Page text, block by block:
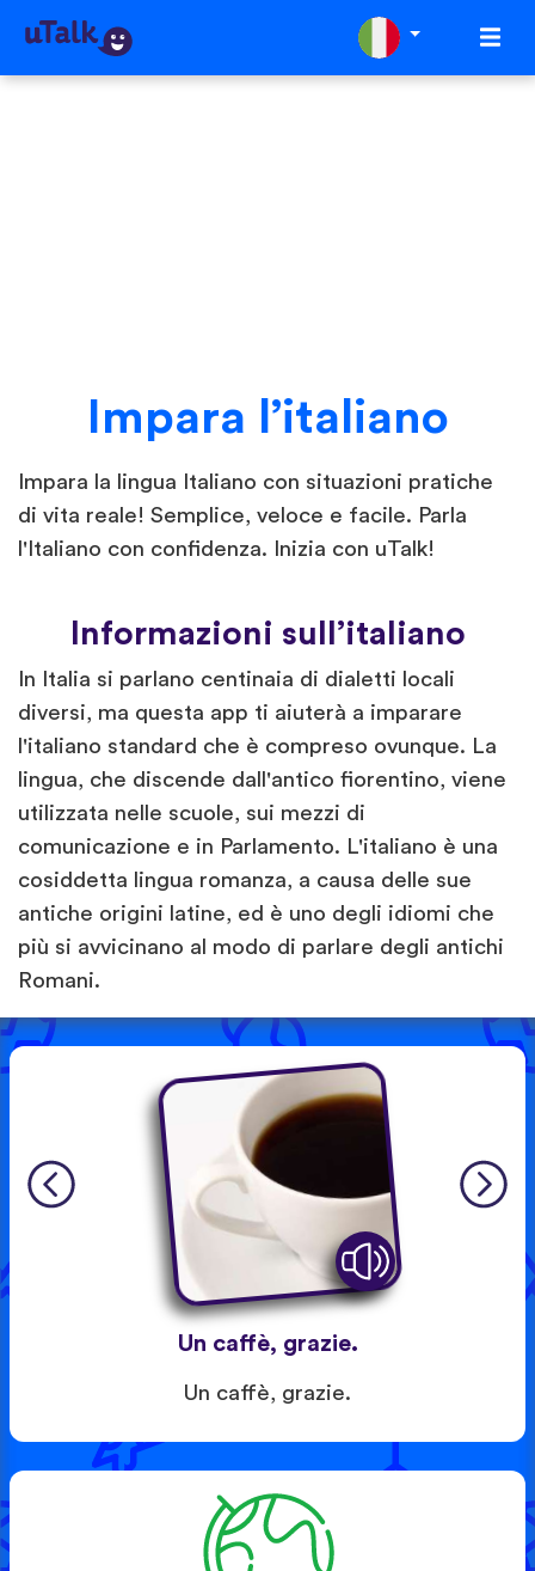
Impara l’italiano
Impara la lingua Italiano con situazioni pratiche
di vita reale! Semplice, veloce e facile. Parla
l'Italiano con confidenza. Inizia con uTalk!
Informazioni sull’italiano
In Italia si parlano centinaia di dialetti locali
diversi, ma questa app ti aiuterà a imparare
l'italiano standard che è compreso ovunque. La
lingua, che discende dall'antico fiorentino, viene
utilizzata nelle scuole, sui mezzi di
comunicazione e in Parlamento. L'italiano è una
cosiddetta lingua romanza, a causa delle sue
antiche origini latine, ed è uno degli idiomi che
più si avvicinano al modo di parlare degli antichi
Romani.
Un caffè, grazie.
Un caffè, grazie.